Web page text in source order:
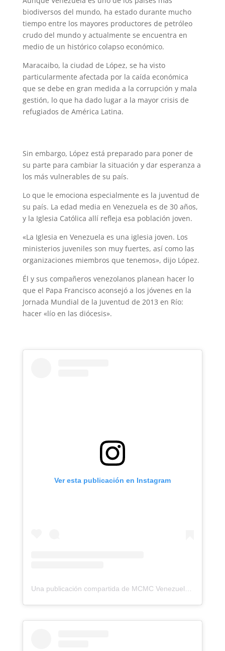
biodiversos del mundo, ha estado durante mucho
tiempo entre los mayores productores de petróleo
crudo del mundo y actualmente se encuentra en
medio de un histórico colapso económico.
Maracaibo, la ciudad de López, se ha visto
particularmente afectada por la caída económica
que se debe en gran medida a la corrupción y mala
gestión, lo que ha dado lugar a la mayor crisis de
refugiados de América Latina.
Sin embargo, López está preparado para poner de
su parte para cambiar la situación y dar esperanza a
los más vulnerables de su país.
Lo que le emociona especialmente es la juventud de
su país. La edad media en Venezuela es de 30 años,
y la Iglesia Católica allí refleja esa población joven.
«La Iglesia en Venezuela es una iglesia joven. Los
ministerios juveniles son muy fuertes, así como las
organizaciones miembros que tenemos», dijo López.
Él y sus compañeros venezolanos planean hacer lo
que el Papa Francisco aconsejó a los jóvenes en la
Jornada Mundial de la Juventud de 2013 en Río:
hacer «lío en las diócesis».
Ver esta publicación en Instagram
Una publicación compartida de MCMC Venezuela (@laudatosivzla)